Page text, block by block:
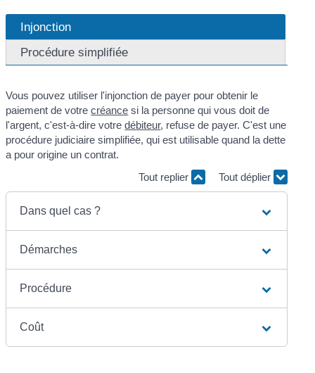
Injonction
Procédure simplifiée
Vous pouvez utiliser l'injonction de payer pour obtenir le
paiement de votrecréance si la personne qui vous doit de
l'argent, c'est-à-dire votredébiteur, refuse de payer. C'est une
procédure judiciaire simplifiée, qui est utilisable quand la dette
a pour origine un contrat.
Tout replier
Tout déplier
Dans quel cas ?
Démarches
Procédure
Coût